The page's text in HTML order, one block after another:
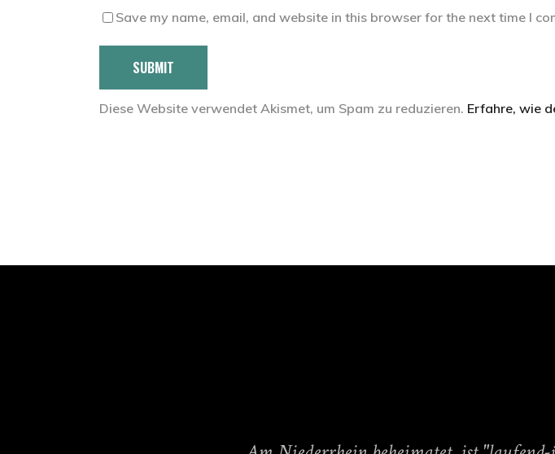
Save my name, email, and website in this browser for the next time I
SUBMIT
Diese Website verwendet Akismet, um Spam zu reduzieren. Erfahre, wie